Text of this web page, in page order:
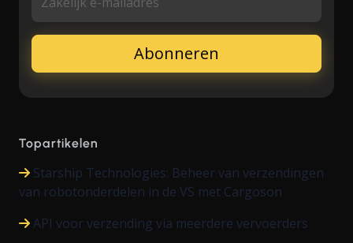
Topartikelen
Starship Technologies: Beheer van verzendingen
van robotonderdelen in de VS met Cargoson
API voor verzending via meerdere vervoerders